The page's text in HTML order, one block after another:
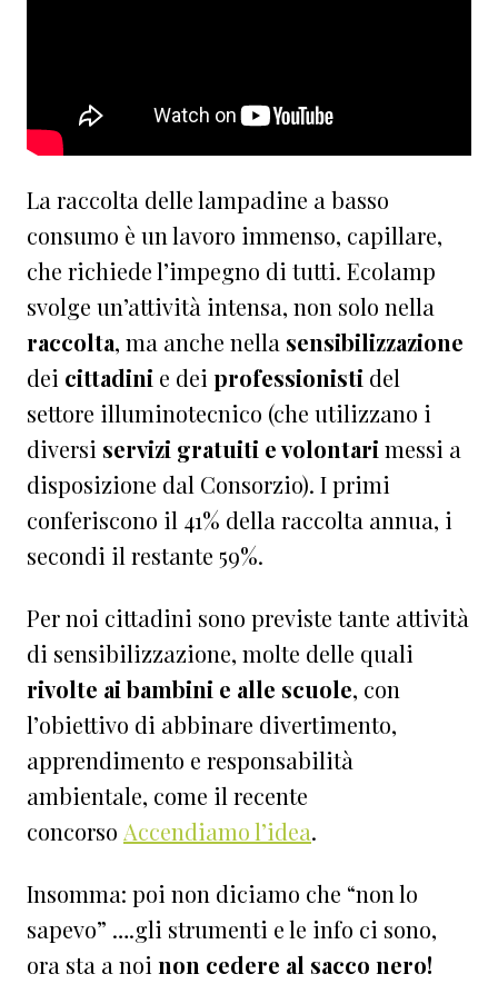
La raccolta delle lampadine a basso
consumo è un lavoro immenso, capillare,
che richiede l’impegno di tutti. Ecolamp
svolge un’attività intensa, non solo nella
raccolta, ma anche nella sensibilizzazione
dei cittadini e dei professionisti del
settore illuminotecnico (che utilizzano i
diversi servizi gratuiti e volontari messi a
disposizione dal Consorzio). I primi
conferiscono il 41% della raccolta annua, i
secondi il restante 59%.
Per noi cittadini sono previste tante attività
di sensibilizzazione, molte delle quali
rivolte ai bambini e alle scuole, con
l’obiettivo di abbinare divertimento,
apprendimento e responsabilità
ambientale, come il recente
concorso Accendiamo l’idea.
Insomma: poi non diciamo che “non lo
sapevo” ….gli strumenti e le info ci sono,
ora sta a noi non cedere al sacco nero!